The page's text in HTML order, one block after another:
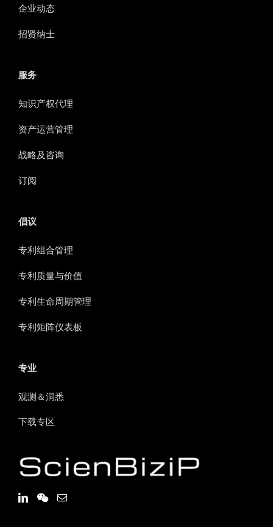
企业动态
招贤纳士
服务
知识产权代理
资产运营管理
战略及咨询
订阅
倡议
专利组合管理
专利质量与价值
专利生命周期管理
专利矩阵仪表板
专业
观测＆洞悉
下载专区